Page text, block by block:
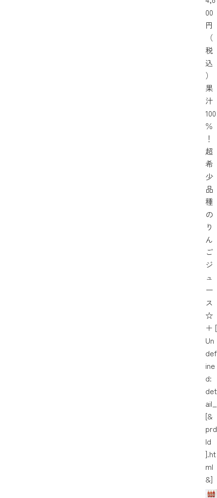
00
円
（
税
込
）
果
汁
100
％
！
超
希
少
品
種
の
り
ん
ご
ジ
ュ
ー
ス
☆
＋ [
Un
def
ine
d:
det
ail_
[&
prd
Id
].ht
ml
&]